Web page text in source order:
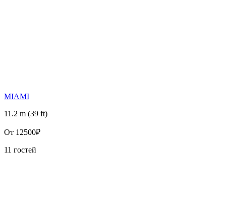
MIAMI
11.2 m (39 ft)
От 12500₽
11 гостей